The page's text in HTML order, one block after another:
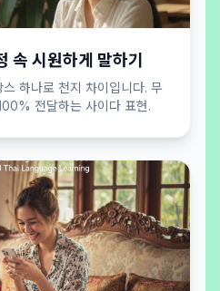
속 시원하게 말하기
하나로 천지 차이입니다. 무
전달하는 사이다 표현.